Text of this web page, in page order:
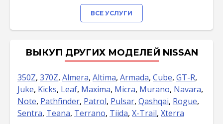
ВСЕ УСЛУГИ
ВЫКУП ДРУГИХ МОДЕЛЕЙ NISSAN
350Z, 370Z, Almera, Altima, Armada, Cube, GT-R,
Juke, Kicks, Leaf, Maxima, Micra, Murano, Navara,
Note, Pathfinder, Patrol, Pulsar, Qashqai, Rogue,
Sentra, Teana, Terrano, Tiida, X-Trail, Xterra